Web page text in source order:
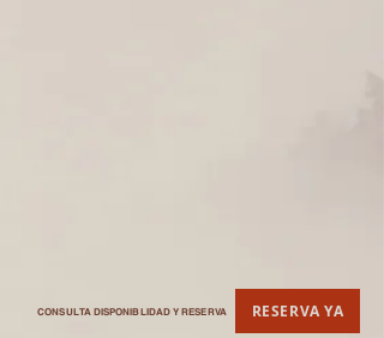
CONSULTA DISPONIBLIDAD Y RESERVA RESERVA YA